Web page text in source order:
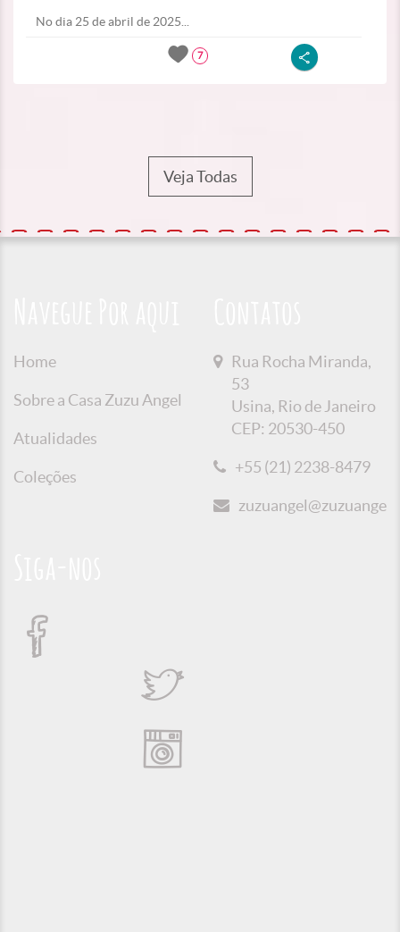
No dia 25 de abril de 2025...
7
Veja Todas
Home
Sobre a Casa Zuzu Angel
Atualidades
Coleções
Rua Rocha Miranda,
53
Usina, Rio de Janeiro
CEP: 20530-450
+55 (21) 2238-8479